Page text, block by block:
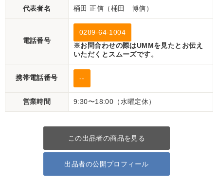
代表者名 桶田 正信（桶田 博信）
電話番号
0289-64-1004
※お問合わせの際はUMMを見たとお伝え
いただくとスムーズです。
携帯電話番号 --
営業時間 9:30〜18:00（水曜定休）
この出品者の商品を見る
出品者の公開プロフィール